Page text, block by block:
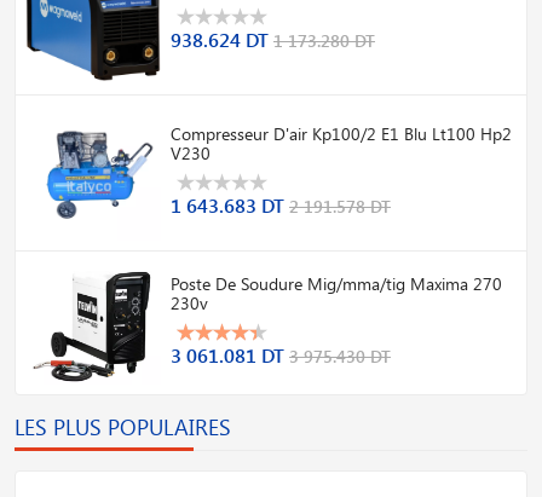
938.624 DT 1 173.280 DT
Compresseur D'air Kp100/2 E1 Blu Lt100 Hp2
V230
1 643.683 DT 2 191.578 DT
Poste De Soudure Mig/mma/tig Maxima 270
230v
3 061.081 DT 3 975.430 DT
LES PLUS POPULAIRES